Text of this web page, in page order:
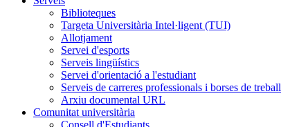
Biblioteques
Targeta Universitària Intel·ligent (TUI)
Allotjament
Servei d'esports
Serveis lingüístics
Servei d'orientació a l'estudiant
Serveis de carreres professionals i borses de treball
Arxiu documental URL
Comunitat universitària
Consell d'Estudiants